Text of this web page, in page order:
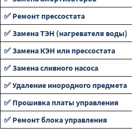
✅ Ремонт прессостата
✅ Замена ТЭН (нагревателя воды)
✅ Замена КЭН или прессостата
✅ Замена сливного насоса
✅ Удаление инородного предмета
✅ Прошивка платы управления
✅ Ремонт блока управления